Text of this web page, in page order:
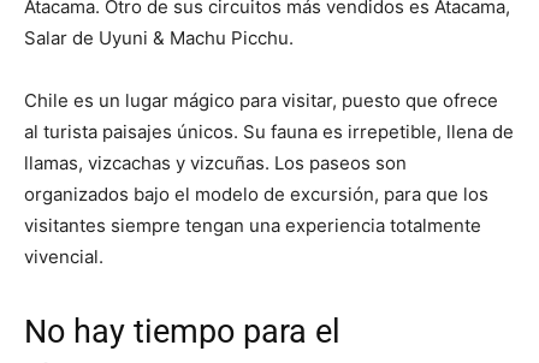
Atacama. Otro de sus circuitos más vendidos es Atacama,
Salar de Uyuni & Machu Picchu.
Chile es un lugar mágico para visitar, puesto que ofrece
al turista paisajes únicos. Su fauna es irrepetible, llena de
llamas, vizcachas y vizcuñas. Los paseos son
organizados bajo el modelo de excursión, para que los
visitantes siempre tengan una experiencia totalmente
vivencial.
No hay tiempo para el